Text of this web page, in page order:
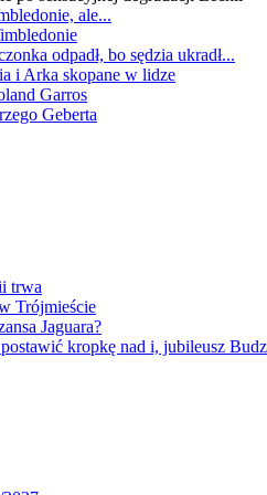
ale...
odpadł, bo sędzia ukradł...
i Arka skopane w lidze
Garros
Geberta
trwa
Trójmieście
Jaguara?
kropkę nad i, jubileusz